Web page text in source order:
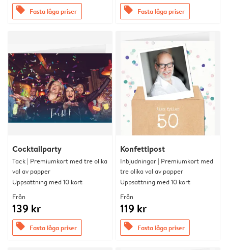
offers Fasta låga priser offers Fasta låga priser
Cocktailparty
Tack | Premiumkort med tre olika
val av papper
Uppsättning med 10 kort
Från
139 kr
offers Fasta låga priser
Konfettipost
Inbjudningar | Premiumkort med
tre olika val av papper
Uppsättning med 10 kort
Från
119 kr
offers Fasta låga priser